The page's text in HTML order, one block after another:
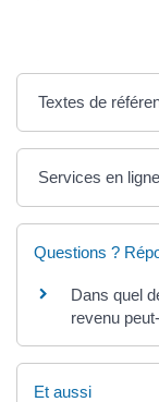
Textes de
Services en
Questions ?
Dans quel
revenu
Et aussi